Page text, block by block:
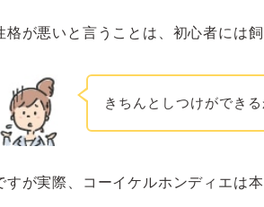
格が悪いと言うことは、初心者には
きちんとしつけができ
すが実際、コーイケルホンディエは